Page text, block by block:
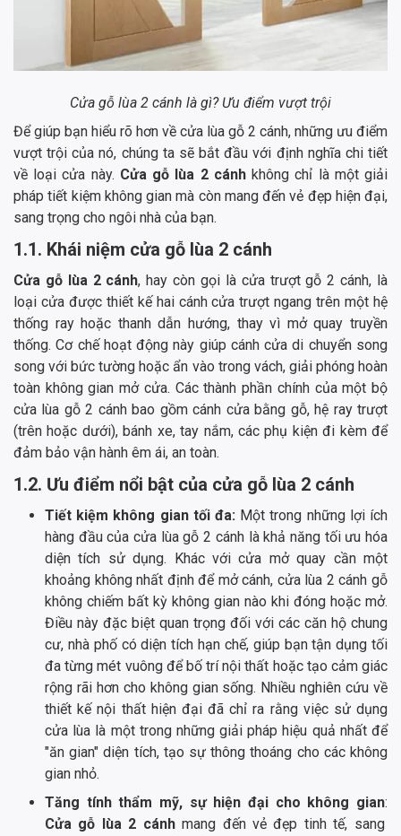
Cửa gỗ lùa 2 cánh là gì? Ưu điểm vượt trội
Để giúp bạn hiểu rõ hơn về cửa lùa gỗ 2 cánh, những ưu điểm
vượt trội của nó, chúng ta sẽ bắt đầu với định nghĩa chi tiết
về loại cửa này. Cửa gỗ lùa 2 cánhkhông chỉ là một giải
pháp tiết kiệm không gian mà còn mang đến vẻ đẹp hiện đại,
sang trọng cho ngôi nhà của bạn.
1.1. Khái niệm cửa gỗ lùa 2 cánh
Cửa gỗ lùa 2 cánh, hay còn gọi là cửa trượt gỗ 2 cánh, là
loại cửa được thiết kế hai cánh cửa trượt ngang trên một hệ
thống ray hoặc thanh dẫn hướng, thay vì mở quay truyền
thống. Cơ chế hoạt động này giúp cánh cửa di chuyển song
song với bức tường hoặc ẩn vào trong vách, giải phóng hoàn
toàn không gian mở cửa. Các thành phần chính của một bộ
cửa lùa gỗ 2 cánh bao gồm cánh cửa bằng gỗ, hệ ray trượt
(trên hoặc dưới), bánh xe, tay nắm, các phụ kiện đi kèm để
đảm bảo vận hành êm ái, an toàn.
1.2. Ưu điểm nổi bật của cửa gỗ lùa 2 cánh
Tiết kiệm không gian tối đa: Một trong những lợi ích
hàng đầu của cửa lùa gỗ 2 cánh là khả năng tối ưu hóa
diện tích sử dụng. Khác với cửa mở quay cần một
khoảng không nhất định để mở cánh, cửa lùa 2 cánh gỗ
không chiếm bất kỳ không gian nào khi đóng hoặc mở.
Điều này đặc biệt quan trọng đối với các căn hộ chung
cư, nhà phố có diện tích hạn chế, giúp bạn tận dụng tối
đa từng mét vuông để bố trí nội thất hoặc tạo cảm giác
rộng rãi hơn cho không gian sống. Nhiều nghiên cứu về
thiết kế nội thất hiện đại đã chỉ ra rằng việc sử dụng
cửa lùa là một trong những giải pháp hiệu quả nhất để
"ăn gian" diện tích, tạo sự thông thoáng cho các không
gian nhỏ.
Tăng tính thẩm mỹ, sự hiện đại cho không gian:
Cửa gỗ lùa 2 cánhmang đến vẻ đẹp tinh tế, sang